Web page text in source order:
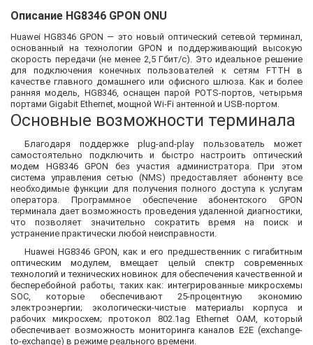
Описание HG8346 GPON ONU
Huawei HG8346 GPON — это новый оптический сетевой терминал,
основанный на технологии GPON и поддерживающий высокую
скорость передачи (не менее 2,5 Гбит/с). Это идеальное решение
для подключения конечных пользователей к сетям FTTH в
качестве главного домашнего или офисного шлюза. Как и более
ранняя модель, HG8346, оснащен парой POTS-портов, четырьмя
портами Gigabit Ethernet, мощной Wi-Fi антенной и USB-портом.
Основные возможности терминала
Благодаря поддержке рlug-and-play пользователь может
самостоятельно подключить и быстро настроить оптический
модем HG8346 GPON без участия администратора. При этом
система управления сетью (NMS) предоставляет абоненту все
необходимые функции для получения полного доступа к услугам
оператора. Программное обеспечение абонентского GPON
терминала дает возможность проведения удаленной диагностики,
что позволяет значительно сократить время на поиск и
устранение практически любой неисправности.
Huawei HG8346 GPON, как и его предшественник с гигабитным
оптическим модулем, вмещает целый спектр современных
технологий и технических новинок для обеспечения качественной и
бесперебойной работы, таких как: интегрированные микросхемы
SOC, которые обеспечивают 25-процентную экономию
электроэнергии; экологически-чистые материалы корпуса и
рабочих микросхем; протокол 802.1ag Ethernet OAM, который
обеспечивает возможность мониторинга каналов E2E (exchange-
to-exchange) в режиме реального времени.